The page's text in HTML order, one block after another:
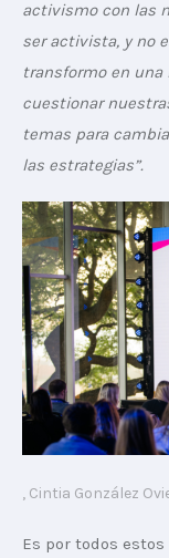
activismo con las
ser activista, y no
transformo en
cuestionar
temas para
las estrategias”.
, Cintia González
Es por todos